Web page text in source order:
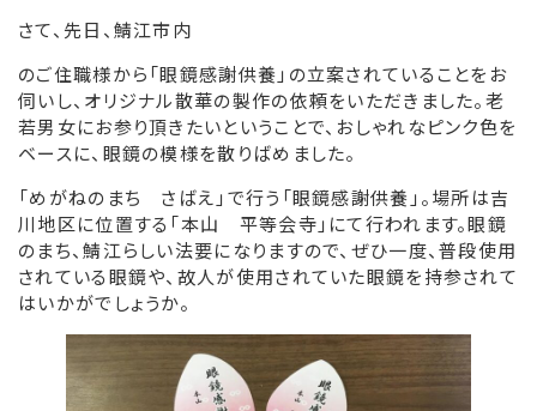
さて、先日、鯖江市内
のご住職様から「眼鏡感謝供養」の立案されていることをお
伺いし、オリジナル散華の製作の依頼をいただきました。老
若男女にお参り頂きたいということで、おしゃれなピンク色を
ベースに、眼鏡の模様を散りばめました。
「めがねのまち さばえ」で行う「眼鏡感謝供養」。場所は吉
川地区に位置する「本山 平等会寺」にて行われます。眼鏡
のまち、鯖江らしい法要になりますので、ぜひ一度、普段使用
されている眼鏡や、故人が使用されていた眼鏡を持参されて
はいかがでしょうか。